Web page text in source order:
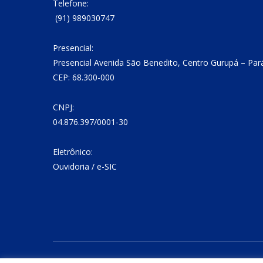
Telefone:
(91) 989030747
Presencial:
Presencial Avenida São Benedito, Centro Gurupá –
CEP: 68.300-000
CNPJ:
04.876.397/0001-30
Eletrônico:
Ouvidoria / e-SIC